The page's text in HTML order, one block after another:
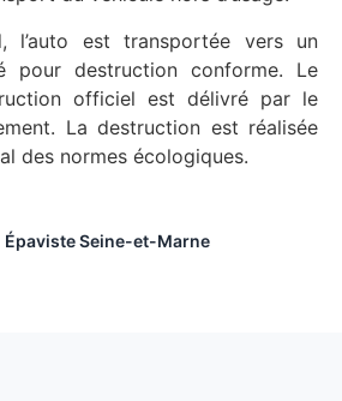
l’auto est transportée vers un
pour destruction conforme. Le
officiel est délivré par le
La destruction est réalisée
des normes écologiques.
Épaviste Seine-et-Marne